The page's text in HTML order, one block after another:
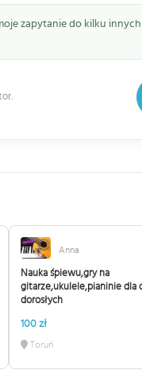
zapytanie do kilku
Anna
Nauka śpiewu,gry na
gitarze,ukulele,pianinie dla
dorosłych
100 zł
Toruń